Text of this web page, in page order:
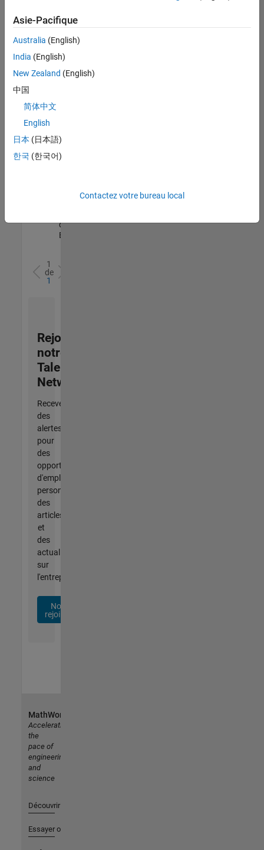
lieu
pour
l’ensemble
des
opportunités
votre
région.
Senior Software Quality Engineer
Senior
Engineer
qualité |
Expérimenté(e)
1
de
1
Rejoignez
notre
Talent
Network
Recevez
des
alertes
pour
des
opportunités
d'emploi
personnalisées,
des
articles
et
des
actualités
sur
l'entreprise.
Nous
rejoindre
Asie-Pacifique
Australia (English)
India (English)
New Zealand (English)
中国
简体中文
English
日本 (日本語)
한국 (한국어)
Contactez votre bureau local
MathWorks
Accelerating
the
pace of
engineering
and
science
Découvrir les produits
Essayer ou acheter